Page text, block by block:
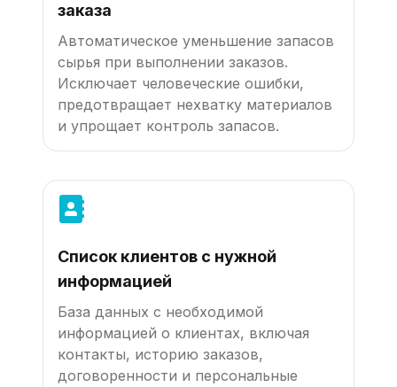
заказа
Автоматическое уменьшение запасов
сырья при выполнении заказов.
Исключает человеческие ошибки,
предотвращает нехватку материалов
и упрощает контроль запасов.
Список клиентов с нужной
информацией
База данных с необходимой
информацией о клиентах, включая
контакты, историю заказов,
договоренности и персональные